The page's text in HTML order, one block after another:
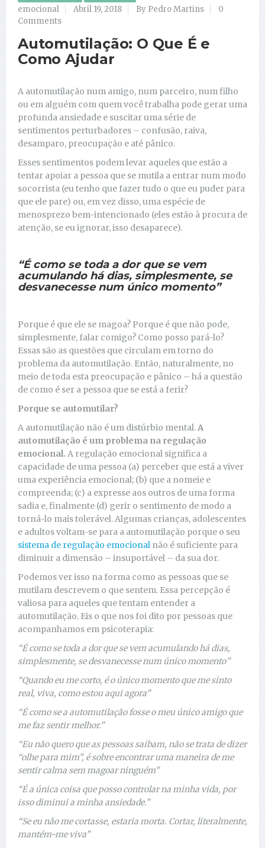
emocional
Abril 19, 2018 By Pedro Martins
0
Comments
Automutilação: O Que É e
Como Ajudar
A automutilação num amigo, num parceiro, num filho
ou em alguém com quem você trabalha pode gerar uma
profunda ansiedade e suscitar uma série de
sentimentos perturbadores – confusão, raiva,
desamparo, preocupação e até pânico.
Esses sentimentos podem levar aqueles que estão a
tentar apoiar a pessoa que se mutila a entrar num modo
socorrista (eu tenho que fazer tudo o que eu puder para
que ele pare) ou, em vez disso, uma espécie de
menosprezo bem-intencionado (eles estão à procura de
atenção, se eu ignorar, isso desaparece).
“É como se toda a dor que se vem
acumulando há dias, simplesmente, se
desvanecesse num único momento”
Porque é que ele se magoa? Porque é que não pode,
simplesmente, falar comigo? Como posso pará-lo?
Essas são as questões que circulam em torno do
problema da automutilação. Então, naturalmente, no
meio de toda esta preocupação e pânico – há a questão
de como é ser a pessoa que se está a ferir?
Porque se automutilar?
A automutilação não é um distúrbio mental.A
automutilação é um problema na regulação
emocional. A regulação emocional significa a
capacidade de uma pessoa (a) perceber que está a viver
uma experiência emocional; (b) que a nomeie e
compreenda; (c) a expresse aos outros de uma forma
sadia e, finalmente (d) gerir o sentimento de modo a
torná-lo mais tolerável. Algumas crianças, adolescentes
e adultos voltam-se para a automutilação porque o seu
sistema de regulação emocional não é suficiente para
diminuir a dimensão – insuportável – da sua dor.
Podemos ver isso na forma como as pessoas que se
mutilam descrevem o que sentem. Essa percepção é
valiosa para aqueles que tentam entender a
automutilação. Eis o que nos foi dito por pessoas que
acompanhamos em psicoterapia:
“É como se toda a dor que se vem acumulando há dias,
simplesmente, se desvanecesse num único momento”
“Quando eu me corto, é o único momento que me sinto
real, viva, como estou aqui agora”
“É como se a automutilação fosse o meu único amigo que
me faz sentir melhor.”
“Eu não quero que as pessoas saibam, não se trata de dizer
“olhe para mim”, é sobre encontrar uma maneira de me
sentir calma sem magoar ninguém”
“É a única coisa que posso controlar na minha vida, por
isso diminui a minha ansiedade.”
“Se eu não me cortasse, estaria morta. Cortar, literalmente,
mantém-me viva”